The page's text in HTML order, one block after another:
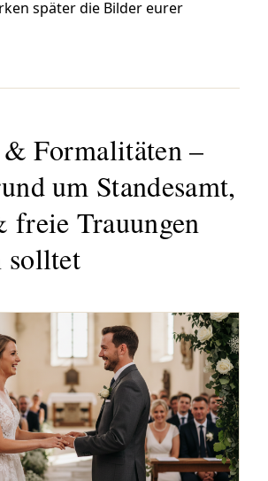
später die Bilder eurer
Formalitäten –
um Standesamt,
freie Trauungen
solltet